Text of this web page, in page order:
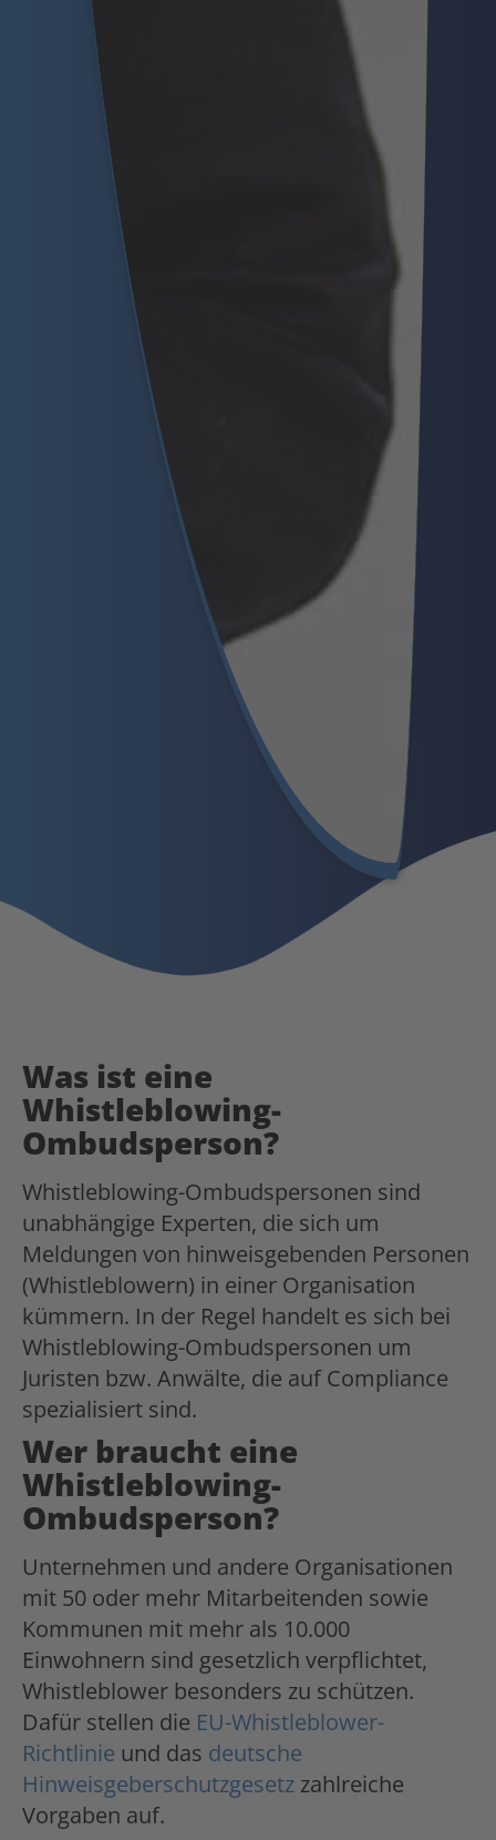
Was ist eine
Whistleblowing-
Ombudsperson?
Whistleblowing-Ombudspersonen sind
unabhängige Experten, die sich um
Meldungen von hinweisgebenden Personen
(Whistleblowern) in einer Organisation
kümmern. In der Regel handelt es sich bei
Whistleblowing-Ombudspersonen um
Juristen bzw. Anwälte, die auf Compliance
spezialisiert sind.
Wer braucht eine
Whistleblowing-
Ombudsperson?
Unternehmen und andere Organisationen
mit 50 oder mehr Mitarbeitenden sowie
Kommunen mit mehr als 10.000
Einwohnern sind gesetzlich verpflichtet,
Whistleblower besonders zu schützen.
Dafür stellen die EU-Whistleblower-
Richtlinie und das deutsche
Hinweisgeberschutzgesetz zahlreiche
Vorgaben auf.